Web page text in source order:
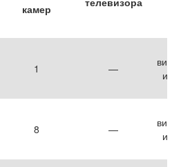
камер
1 —
и
8 —
и